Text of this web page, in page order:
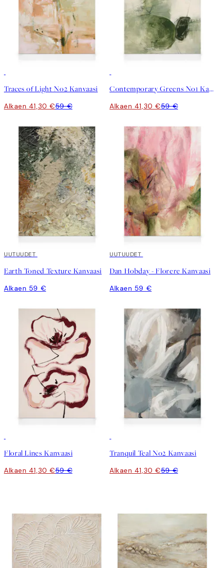
Traces of Light No2 Kanvaasi
Alkaen 41,30 €59 €
Contemporary Greens No1 Kanvaasi
Alkaen 41,30 €59 €
UUTUUDET
Earth Toned Texture Kanvaasi
Alkaen 59 €
UUTUUDET
Dan Hobday - Florere Kanvaasi
Alkaen 59 €
Floral Lines Kanvaasi
Alkaen 41,30 €59 €
Tranquil Teal No2 Kanvaasi
Alkaen 41,30 €59 €